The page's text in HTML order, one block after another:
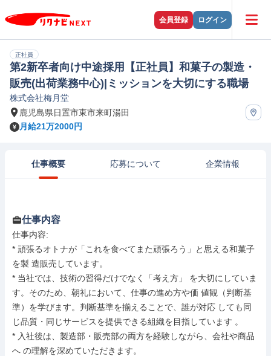
会員登録 ログイン
正社員
第2新卒者向け中途採用【正社員】和菓子の製造・
販売(出荷業務中心)|ミッションを大切にする職場
株式会社梅月堂
鹿児島県日置市東市来町湯田
月給21万2000円
仕事概要 応募について 企業情報
仕事内容
仕事内容:
* 頑張るオトナが「これを食べてまた頑張ろう」と思える和菓子
を製 造販売しています。
* 当社では、技術の習得だけでなく「考え方」 を大切にしていま
す。そのため、朝礼において、仕事の進め方や価 値観（判断基
準）を学びます。判断基準を揃えることで、誰が対応 しても同
じ品質・同じサービスを提供できる組織を目指しています 。
* 入社後は、製造部・販売部の両方を経験しながら、会社や商品
へ の理解を深めていただきます。